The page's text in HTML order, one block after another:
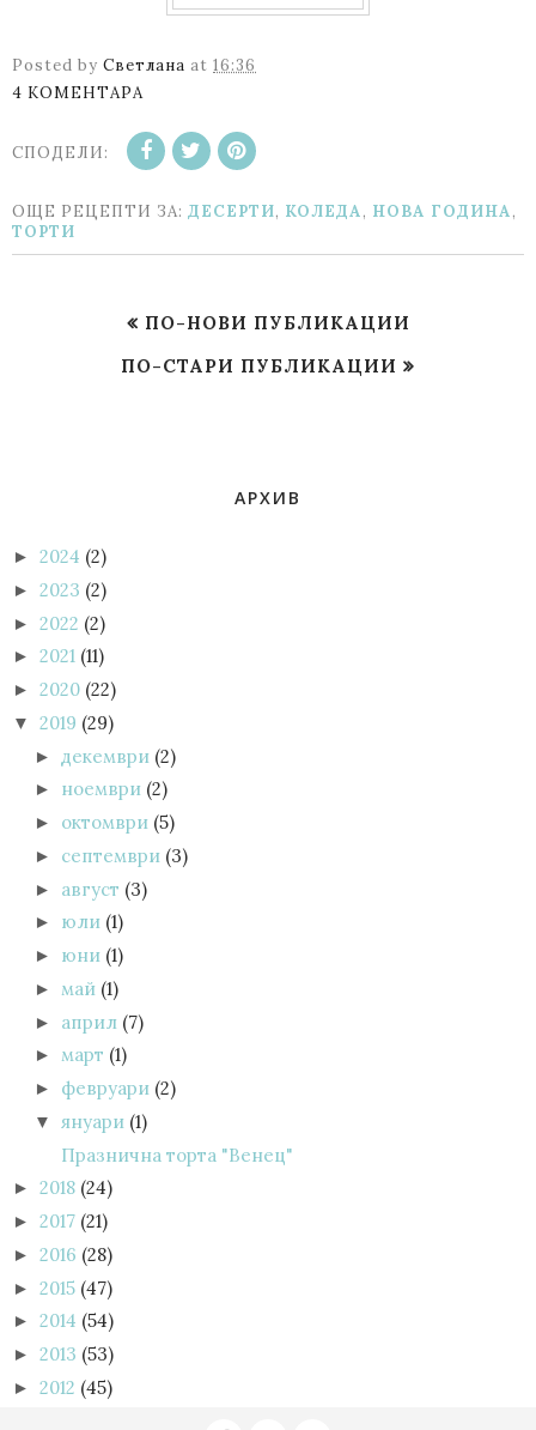
Posted by Светлана at 16:36
4 КОМЕНТАРА
СПОДЕЛИ:
ОЩЕ РЕЦЕПТИ ЗА: ДЕСЕРТИ, КОЛЕДА, НОВА ГОДИНА,
ТОРТИ
ПО-НОВИ ПУБЛИКАЦИИ
ПО-СТАРИ ПУБЛИКАЦИИ
АРХИВ
► 2024 (2)
► 2023 (2)
► 2022 (2)
► 2021 (11)
► 2020 (22)
▼ 2019 (29)
► декември (2)
► ноември (2)
► октомври (5)
► септември (3)
► август (3)
► юли (1)
► юни (1)
► май (1)
► април (7)
► март (1)
► февруари (2)
▼ януари (1)
Празнична торта "Венец"
► 2018 (24)
► 2017 (21)
► 2016 (28)
► 2015 (47)
► 2014 (54)
► 2013 (53)
► 2012 (45)